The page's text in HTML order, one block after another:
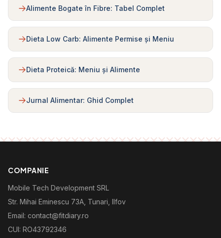
Alimente Bogate în Fibre: Tabel Complet
Dieta Low Carb: Alimente Permise și Meniu
Dieta Proteică: Meniu și Alimente
Jurnal Alimentar: Ghid Complet
COMPANIE
Mobile Tech Development SRL
Str. Mihai Eminescu 73A, Tunari, Ilfov
Email: contact@fitdiary.ro
CUI: RO43792346